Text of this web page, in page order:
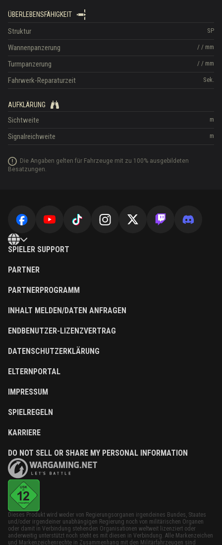
ÜBERLEBENSFÄHIGKEIT
SP
Struktur
/ / mm
Wannenpanzerung
/ / mm
Turmpanzerung
Sek.
Fahrwerk-Reparaturzeit
AUFKLÄRUNG
m
Sichtweite
m
Signalreichweite
Die Angaben gelten für Fahrzeuge mit zu 100% ausgebildeten
Besatzungen.
SPIELER SUPPORT
PARTNER
PARTNERPROGRAMM
INHALT MELDEN/DATEN ANFRAGEN
ENDBENUTZER-LIZENZVERTRAG
DATENSCHUTZERKLÄRUNG
ELTERNPORTAL
IMPRESSUM
SPIELREGELN
KARRIERE
DO NOT SELL OR SHARE MY PERSONAL INFORMATION
Dieses Produkt wird weder von Regierungsorganen irgendeines Bundes, Staates
und/oder irgendeiner unabhängigen Regierung noch von militärischen Organen
oder damit in Verbindung stehenden Organisationen weltweit lizenziert oder
anderweitig unterstützt noch steht es mit diesen in Verbindung. Alle Markenzeichen
und Markenzeichenrechte in Zusammenhang mit den Militärfahrzeugen sind